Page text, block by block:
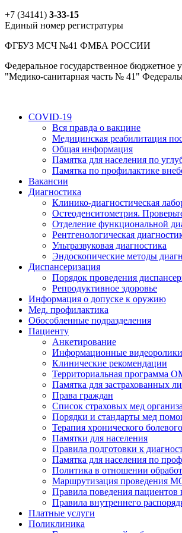
+7 (34141) 3-33-15
Единый номер регистратуры
ФГБУЗ МСЧ №41 ФМБА РОССИИ
Федеральное государственное бюджетное
"Медико-санитарная часть № 41"
COVID-19
Вся правда о вакцине
Медицинская реабилитация
Общая информация
Памятка для населения по
Памятка по профилактике
Вакансии
Диагностика
Клинико-диагностическая
Остеоденситометрия.
Отделение функциональной
Рентгенологическая
Ультразвуковая диагностика
Эндоскопические методы
Диспансеризация
Порядок проведения
Репродуктивное здоровье
Информация о допуске к оружию
Мед. профилактика
Обособленные подразделения
Пациенту
Анкетирование
Информационные видеоролики
Клинические рекомендации
Территориальная программа
Памятка для застрахованных
Права граждан
Список страховых мед
Порядки и стандарты мед
Терапия хронического
Памятки для населения
Правила подготовки к
Памятка для населения по
Политика в отношении
Маршрутизация проведения
Правила поведения
Правила внутреннего
Платные услуги
Поликлиника